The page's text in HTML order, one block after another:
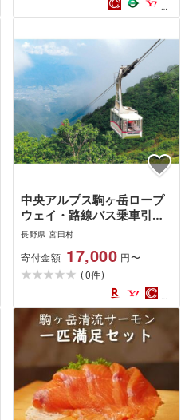
水割り ロック 家飲み ギフ
生日 バースデー お祝い )
中央アルプス駒ヶ岳ロープ
ウェイ・路線バス乗車引換
券
長野県 宮田村
寄付金額 17,000 円〜
(0件)